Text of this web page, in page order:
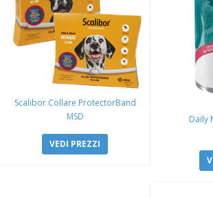
Scalibor Collare ProtectorBand
MSD
VEDI PREZZI
Daily